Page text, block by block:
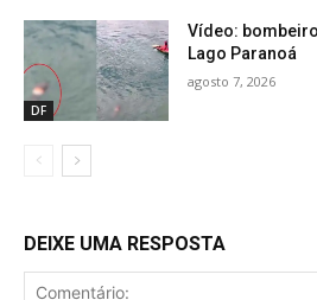
DF
Vídeo:
Lago Paranoá
agosto 7, 2026
DEIXE UMA RESPOSTA